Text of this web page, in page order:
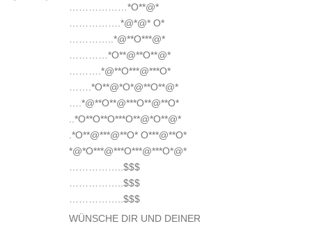
………………*O**@*
…………….*@*@* O*
…………..*@**O***@*
…………*O**@**O**@*
……….*@**O***@***O*
…….*O**@*O*@**O**@*
….*@**O**@***O**@**O*
..*O**O**O***O**@*O**@*
.*O**@***@**O* O***@**O*
*@*O***@***O***@***O*@*
……………..$$$
……………..$$$
……………..$$$
WÜNSCHE DIR UND DEINER